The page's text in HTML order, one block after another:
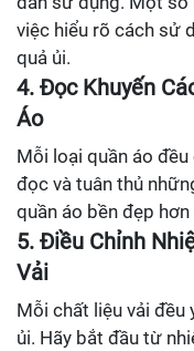
việc hiểu rõ cách sử
quả ủi.
4. Đọc Khuyến
Áo
Mỗi loại quần áo
đọc và tuân thủ
quần áo bền đẹp
5. Điều Chỉnh
Vải
Mỗi chất liệu vải đều
ủi. Hãy bắt đầu từ